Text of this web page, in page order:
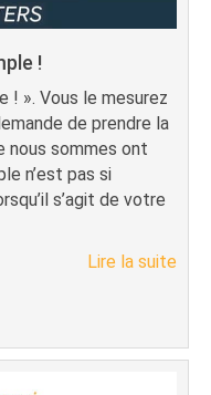
!
! ». Vous le mesurez
de prendre la
nous sommes ont
n’est pas si
s’agit de votre
Lire la suite